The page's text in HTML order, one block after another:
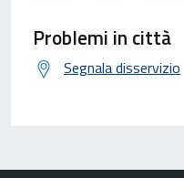
Problemi in città
Segnala disservizio